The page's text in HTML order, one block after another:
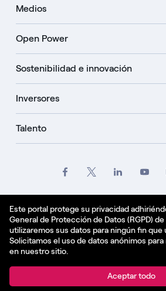
Este portal protege su privacidad
General de Protección de Datos (RGPD)
utilizaremos sus datos para ningún fin
Solicitamos el uso de datos anónimos
en nuestro sitio.
Aceptar todo
Medios
Open Power
Sostenibilidad e innovación
Inversores
Talento
Política de cookies
Español - ES
© Enel Spa All Rights Reserved